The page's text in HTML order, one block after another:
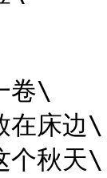
卷\
在床边\
个秋天\